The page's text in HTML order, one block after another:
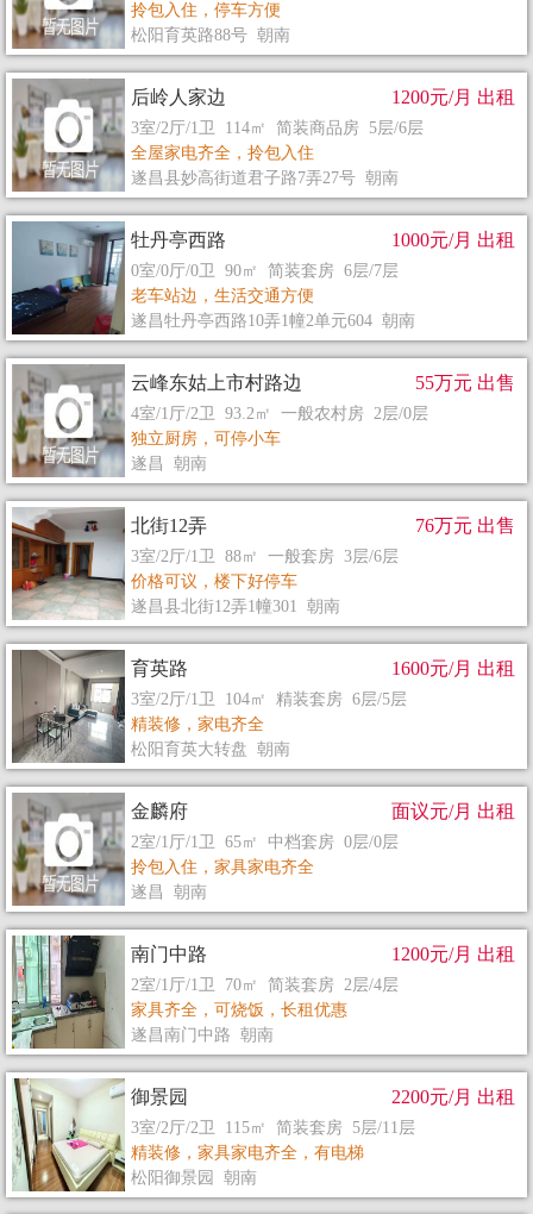
拎包入住，停车方便
松阳育英路88号 朝南
后岭人家边
3室/2厅/1卫 114㎡ 简装商品房 5层/6层
全屋家电齐全，拎包入住
遂昌县妙高街道君子路7弄27号 朝南
1200元/月 出租
牡丹亭西路
0室/0厅/0卫 90㎡ 简装套房 6层/7层
老车站边，生活交通方便
遂昌牡丹亭西路10弄1幢2单元604 朝南
1000元/月 出租
云峰东姑上市村路边
4室/1厅/2卫 93.2㎡ 一般农村房 2层/0层
独立厨房，可停小车
遂昌 朝南
55万元 出售
北街12弄
3室/2厅/1卫 88㎡ 一般套房 3层/6层
价格可议，楼下好停车
遂昌县北街12弄1幢301 朝南
76万元 出售
育英路
3室/2厅/1卫 104㎡ 精装套房 6层/5层
精装修，家电齐全
松阳育英大转盘 朝南
1600元/月 出租
金麟府
2室/1厅/1卫 65㎡ 中档套房 0层/0层
拎包入住，家具家电齐全
遂昌 朝南
面议元/月 出租
南门中路
2室/1厅/1卫 70㎡ 简装套房 2层/4层
家具齐全，可烧饭，长租优惠
遂昌南门中路 朝南
1200元/月 出租
御景园
3室/2厅/2卫 115㎡ 简装套房 5层/11层
精装修，家具家电齐全，有电梯
松阳御景园 朝南
2200元/月 出租